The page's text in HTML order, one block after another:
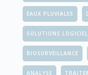
EAUX PLUVIALES
SOLUTIONS
BIOSURVEILLANCE
ANALYSE